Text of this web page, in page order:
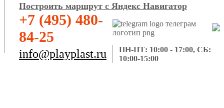
Построить маршрут с Яндекс Навигатор
+7 (495) 480-
84-25
info@playplast.ru
ПН-ПТ: 10:00 - 17:00, СБ:
10:00-15:00